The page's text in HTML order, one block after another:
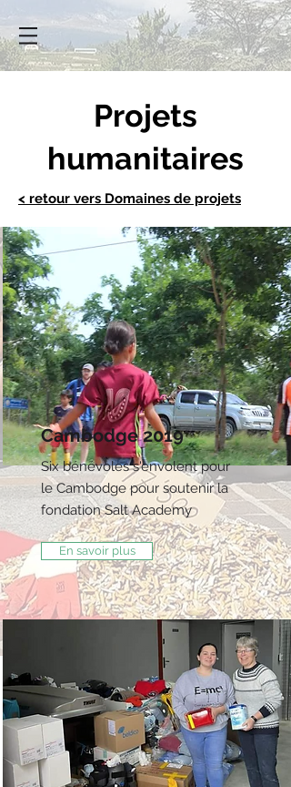
Projets
humanitaires
< retour vers Domaines de projets
Cambodge 2019
Six bénévoles s'envolent pour
le Cambodge pour soutenir la
fondation Salt Academy
En savoir plus